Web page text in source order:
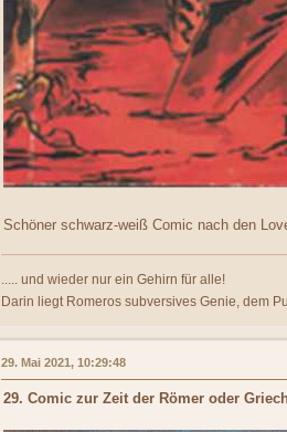
Schöner schwarz-weiß Comic nach den
..... und wieder nur ein Gehirn für alle!
Darin liegt Romeros subversives Genie, dem
29. Mai 2021, 10:29:48
29. Comic zur Zeit der Römer oder